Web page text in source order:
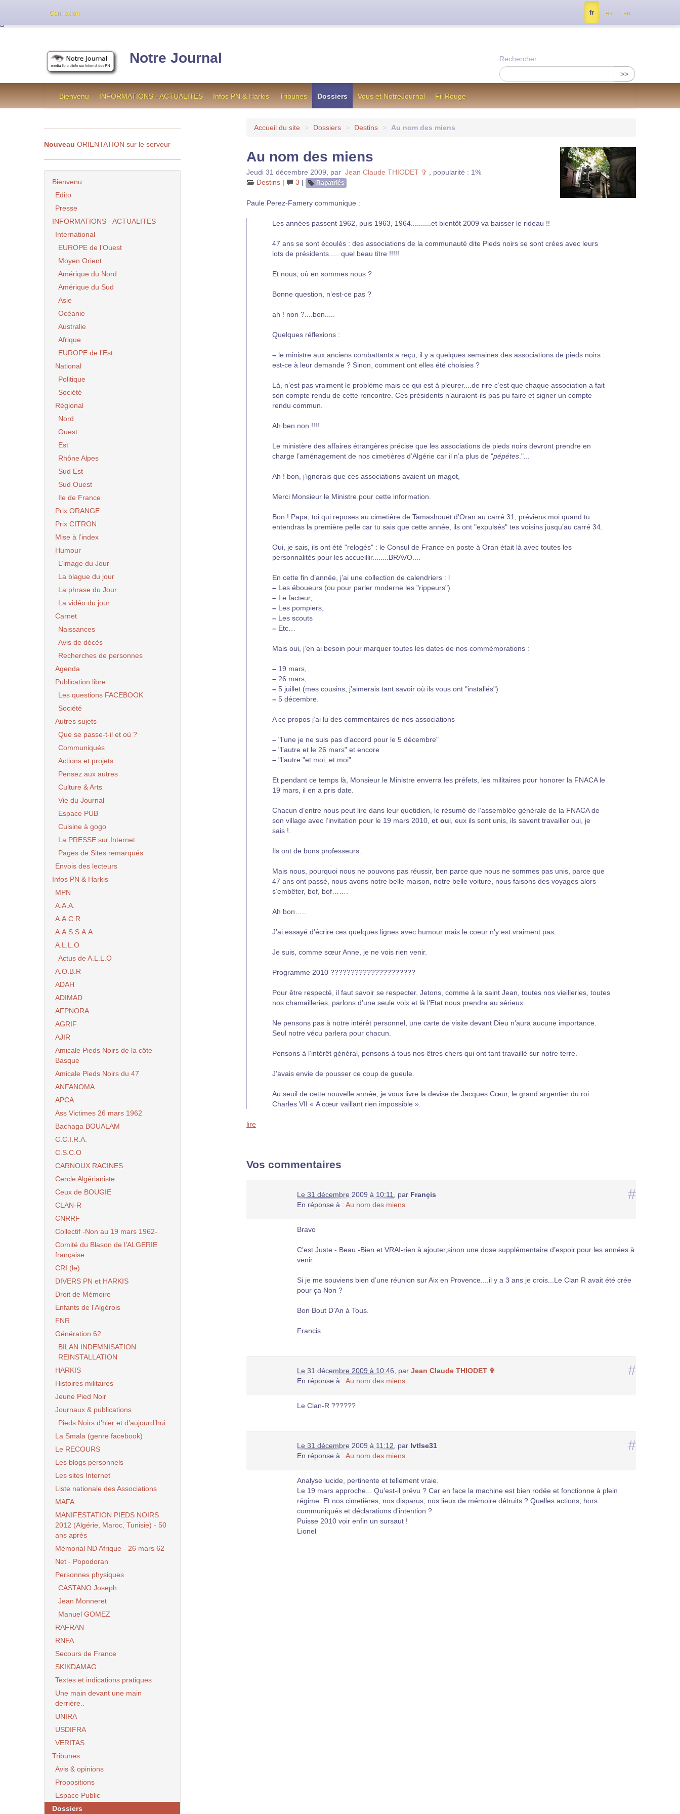
Notre Journal
Rechercher :
>>
Bienvenu INFORMATIONS - ACTUALITES Infos PN & Harkis Tribunes Dossiers Vous et NotreJournal Fil Rouge
Accueil du site > Dossiers > Destins > Au nom des miens
Au nom des miens
Jeudi 31 décembre 2009 par Jean Claude THIODET ✞
popularité : 1%
Destins | 3 | Rapatriés
Paule Perez-Famery communique :
Les années passent 1962, puis 1963, 1964..........et bientôt 2009 va baisser le rideau !!
47 ans se sont écoulés : des associations de la communauté dite Pieds noirs se sont crées avec leurs
lots de présidents..... quel beau titre !!!!!
Et nous, où en sommes nous ?
Bonne question, n’est-ce pas ?
ah ! non ?....bon.....
Quelques réflexions :
– le ministre aux anciens combattants a reçu, il y a quelques semaines des associations de pieds noirs :
est-ce à leur demande ? Sinon, comment ont elles été choisies ?
Là, n’est pas vraiment le problème mais ce qui est à pleurer....de rire c’est que chaque association a fait
son compte rendu de cette rencontre. Ces présidents n’auraient-ils pas pu faire et signer un compte
rendu commun.
Ah ben non !!!!
Le ministère des affaires étrangères précise que les associations de pieds noirs devront prendre en
charge l’aménagement de nos cimetières d’Algérie car il n’a plus de "pépétes ."...
Ah ! bon, j’ignorais que ces associations avaient un magot,
Merci Monsieur le Ministre pour cette information.
Bon ! Papa, toi qui reposes au cimetière de Tamashouët d’Oran au carré 31, préviens moi quand tu
entendras la première pelle car tu sais que cette année, ils ont "expulsés" tes voisins jusqu’au carré 34.
Oui, je sais, ils ont été "relogés" : le Consul de France en poste à Oran était là avec toutes les
personnalités pour les accueillir........BRAVO....
En cette fin d’année, j’ai une collection de calendriers : l
– Les éboueurs (ou pour parler moderne les "rippeurs")
– Le facteur,
– Les pompiers,
– Les scouts
– Etc…
Mais oui, j’en ai besoin pour marquer toutes les dates de nos commémorations :
– 19 mars,
– 26 mars,
– 5 juillet (mes cousins, j’aimerais tant savoir où ils vous ont "installés")
– 5 décembre.
A ce propos j’ai lu des commentaires de nos associations
– "l’une je ne suis pas d’accord pour le 5 décembre"
– "l’autre et le 26 mars" et encore
– "l’autre "et moi, et moi"
Et pendant ce temps là, Monsieur le Ministre enverra les préfets, les militaires pour honorer la FNACA le
19 mars, il en a pris date.
Chacun d’entre nous peut lire dans leur quotidien, le résumé de l’assemblée générale de la FNACA de
son village avec l’invitation pour le 19 mars 2010, et oui, eux ils sont unis, ils savent travailler oui, je
sais !.
Ils ont de bons professeurs.
Mais nous, pourquoi nous ne pouvons pas réussir, ben parce que nous ne sommes pas unis, parce que
47 ans ont passé, nous avons notre belle maison, notre belle voiture, nous faisons des voyages alors
s’embêter, bof, bof…….
Ah bon…..
J’ai essayé d’écrire ces quelques lignes avec humour mais le coeur n’y est vraiment pas.
Je suis, comme sœur Anne, je ne vois rien venir.
Programme 2010 ?????????????????????
Pour être respecté, il faut savoir se respecter. Jetons, comme à la saint Jean, toutes nos vieilleries, toutes
nos chamailleries, parlons d’une seule voix et là l’Etat nous prendra au sérieux.
Ne pensons pas à notre intérêt personnel, une carte de visite devant Dieu n’aura aucune importance.
Seul notre vécu parlera pour chacun.
Pensons à l’intérêt général, pensons à tous nos êtres chers qui ont tant travaillé sur notre terre.
J’avais envie de pousser ce coup de gueule.
Au seuil de cette nouvelle année, je vous livre la devise de Jacques Cœur, le grand argentier du roi
Charles VII « A cœur vaillant rien impossible ».
lire
Vos commentaires
#
Le 31 décembre 2009 à 10:11 par Françis
En réponse à : Au nom des miens
Bravo
C’est Juste - Beau -Bien et VRAI-rien à ajouter,sinon une dose supplémentaire d’espoir.pour les années à
venir.
Si je me souviens bien d’une réunion sur Aix en Provence....il y a 3 ans je crois...Le Clan R avait été crée
pour ça Non ?
Bon Bout D’An à Tous.
Francis
#
Le 31 décembre 2009 à 10:46 par Jean Claude THIODET ✞
En réponse à : Au nom des miens
Le Clan-R ??????
#
Le 31 décembre 2009 à 11:12 par lvtlse31
En réponse à : Au nom des miens
Analyse lucide, pertinente et tellement vraie.
Le 19 mars approche... Qu’est-il prévu ? Car en face la machine est bien rodée et fonctionne à plein
régime. Et nos cimetières, nos disparus, nos lieux de mémoire détruits ? Quelles actions, hors
communiqués et déclarations d’intention ?
Puisse 2010 voir enfin un sursaut !
Lionel
Nouveau ORIENTATION sur le serveur
Bienvenu
Edito
Presse
INFORMATIONS - ACTUALITES
International
EUROPE de l’Ouest
Moyen Orient
Amérique du Nord
Amérique du Sud
Asie
Océanie
Australie
Afrique
EUROPE de l’Est
National
Politique
Société
Régional
Nord
Ouest
Est
Rhône Alpes
Sud Est
Sud Ouest
Ile de France
Prix ORANGE
Prix CITRON
Mise à l’index
Humour
L’image du Jour
La blague du jour
La phrase du Jour
La vidéo du jour
Carnet
Naissances
Avis de décès
Recherches de personnes
Agenda
Publication libre
Les questions FACEBOOK
Société
Autres sujets
Que se passe-t-il et où ?
Communiqués
Actions et projets
Pensez aux autres
Culture & Arts
Vie du Journal
Espace PUB
Cuisine à gogo
La PRESSE sur Internet
Pages de Sites remarqués
Envois des lecteurs
Infos PN & Harkis
MPN
A.A.A.
A.A.C.R.
A.A.S.S.A.A
A.L.L.O
Actus de A.L.L.O
A.O.B.R
ADAH
ADIMAD
AFPNORA
AGRIF
AJIR
Amicale Pieds Noirs de la côte
Basque
Amicale Pieds Noirs du 47
ANFANOMA
APCA
Ass Victimes 26 mars 1962
Bachaga BOUALAM
C.C.I.R.A.
C.S.C.O
CARNOUX RACINES
Cercle Algérianiste
Ceux de BOUGIE
CLAN-R
CNRRF
Collectif -Non au 19 mars 1962-
Comité du Blason de l’ALGERIE
française
CRI (le)
DIVERS PN et HARKIS
Droit de Mémoire
Enfants de l’Algérois
FNR
Génération 62
BILAN INDEMNISATION
REINSTALLATION
HARKIS
Histoires militaires
Jeune Pied Noir
Journaux & publications
Pieds Noirs d’hier et d’aujourd’hui
La Smala (genre facebook)
Le RECOURS
Les blogs personnels
Les sites Internet
Liste nationale des Associations
MAFA
MANIFESTATION PIEDS NOIRS
2012 (Algérie, Maroc, Tunisie) - 50
ans après
Mémorial ND Afrique - 26 mars 62
Net - Popodoran
Personnes physiques
CASTANO Joseph
Jean Monneret
Manuel GOMEZ
RAFRAN
RNFA
Secours de France
SKIKDAMAG
Textes et indications pratiques
Une main devant une main
derrière..
UNIRA
USDIFRA
VERITAS
Tribunes
Avis & opinions
Propositions
Espace Public
Dossiers
Connexion fr es en
Cette version de NotreJournal représente l’ancienne formule utilisée jusqu’en octobre 2012, en cas de difficultés, contactez nous à info@notrejournal.info !